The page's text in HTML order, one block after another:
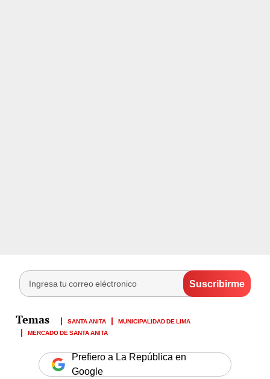
SANTA ANITA
MUNICIPALIDAD DE LIMA
MERCADO DE SANTA ANITA
Prefiero a La República en
Google